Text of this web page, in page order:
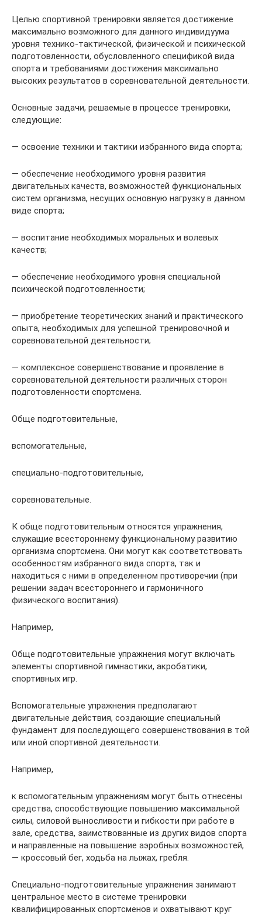
Целью спортивной тренировки является достижение
максимально возможного для данного индивидуума
уровня технико-тактической, физической и психической
подготовленности, обусловленного спецификой вида
спорта и требованиями достижения максимально
высоких результатов в соревновательной деятельности.
Основные задачи, решаемые в процессе тренировки,
следующие:
— освоение техники и тактики избранного вида спорта;
— обеспечение необходимого уровня развития
двигательных качеств, возможностей функциональных
систем организма, несущих основную нагрузку в данном
виде спорта;
— воспитание необходимых моральных и волевых
качеств;
— обеспечение необходимого уровня специальной
психической подготовленности;
— приобретение теоретических знаний и практического
опыта, необходимых для успешной тренировочной и
соревновательной деятельности;
— комплексное совершенствование и проявление в
соревновательной деятельности различных сторон
подготовленности спортсмена.
Обще подготовительные,
вспомогательные,
специально-подготовительные,
соревновательные.
К обще подготовительным относятся упражнения,
служащие всестороннему функциональному развитию
организма спортсмена. Они могут как соответствовать
особенностям избранного вида спорта, так и
находиться с ними в определенном противоречии (при
решении задач всестороннего и гармоничного
физического воспитания).
Например,
Обще подготовительные упражнения могут включать
элементы спортивной гимнастики, акробатики,
спортивных игр.
Вспомогательные упражнения предполагают
двигательные действия, создающие специальный
фундамент для последующего совершенствования в той
или иной спортивной деятельности.
Например,
к вспомогательным упражнениям могут быть отнесены
средства, способствующие повышению максимальной
силы, силовой выносливости и гибкости при работе в
зале, средства, заимствованные из других видов спорта
и направленные на повышение аэробных возможностей,
— кроссовый бег, ходьба на лыжах, гребля.
Специально-подготовительные упражнения занимают
центральное место в системе тренировки
квалифицированных спортсменов и охватывают круг